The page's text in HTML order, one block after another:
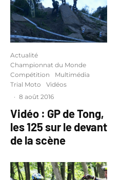
Actualité
Championnat du Monde
Compétition
Multimédia
Trial Moto
Vidéos
· 8 août 2016
Vidéo : GP de Tong,
les 125 sur le devant
de la scène